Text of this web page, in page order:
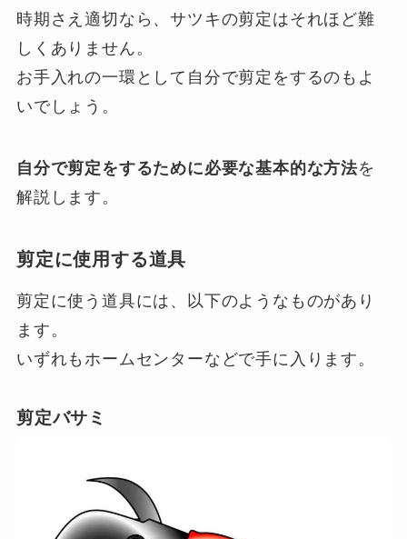
時期さえ適切なら、サツキの剪定はそれほど難
しくありません。
お手入れの一環として自分で剪定をするのもよ
いでしょう。
自分で剪定をするために必要な基本的な方法を
解説します。
剪定に使用する道具
剪定に使う道具には、以下のようなものがあり
ます。
いずれもホームセンターなどで手に入ります。
剪定バサミ